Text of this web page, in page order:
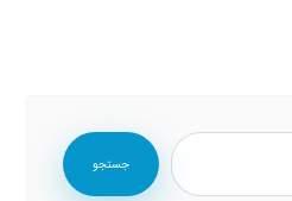
جستجو